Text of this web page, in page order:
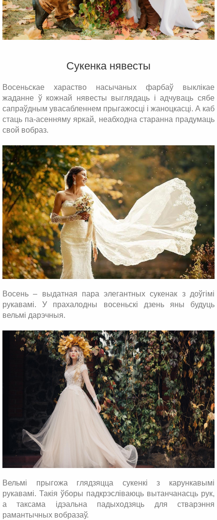
Сукенка нявесты
Восеньскае хараство насычаных фарбаў выклікае
жаданне ў кожнай нявесты выглядаць і адчуваць сябе
сапраўдным увасабленнем прыгажосці і жаноцкасці. А каб
стаць па-асенняму яркай, неабходна старанна прадумаць
свой вобраз.
Восень – выдатная пара элегантных сукенак з доўгімі
рукавамі. У прахалодны восеньскі дзень яны будуць
вельмі дарэчныя.
Вельмі прыгожа глядзяцца сукенкі з карункавымі
рукавамі. Такія ўборы падкрэсліваюць вытанчанасць рук,
а таксама ідэальна падыходзяць для стварэння
рамантычных вобразаў.